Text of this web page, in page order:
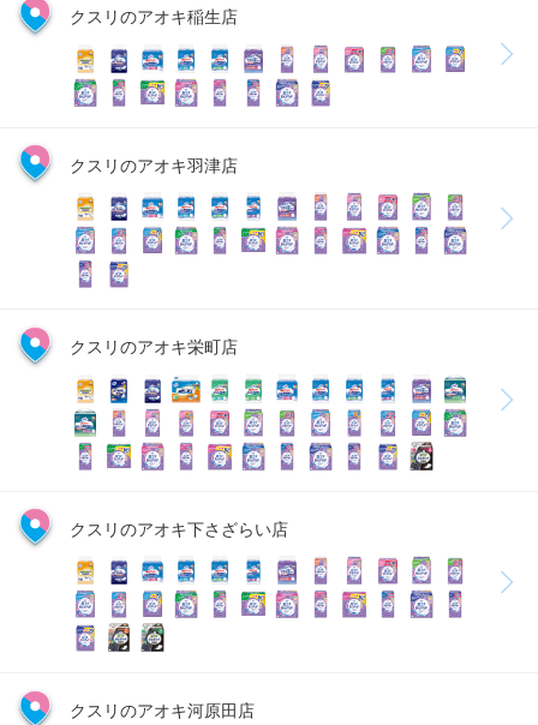
クスリのアオキ稲生店
クスリのアオキ羽津店
クスリのアオキ栄町店
クスリのアオキ下さざらい店
クスリのアオキ河原田店